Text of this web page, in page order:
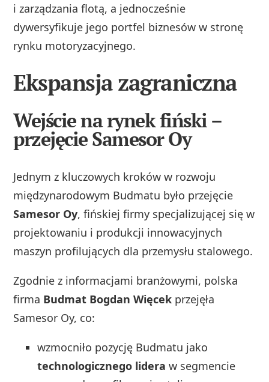
i zarządzania flotą, a jednocześnie
dywersyfikuje jego portfel biznesów w stronę
rynku motoryzacyjnego.
Ekspansja zagraniczna
Wejście na rynek fiński –
przejęcie Samesor Oy
Jednym z kluczowych kroków w rozwoju
międzynarodowym Budmatu było przejęcie
Samesor Oy, fińskiej firmy specjalizującej się w
projektowaniu i produkcji innowacyjnych
maszyn profilujących dla przemysłu stalowego.
Zgodnie z informacjami branżowymi, polska
firma Budmat Bogdan Więcek przejęła
Samesor Oy, co:
wzmocniło pozycję Budmatu jako
technologicznego lidera w segmencie